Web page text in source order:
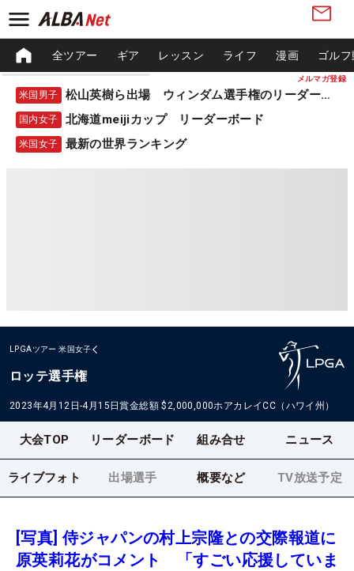
メルマガ登録
全ツアー ギア レッスン ライフ 漫画 ゴル
米国男子 松山英樹ら出場 ウィンダム選手権のリーダーボード
国内女子 北海道meijiカップ リーダーボード
米国女子 最新の世界ランキング
LPGAツアー 米国女子
ロッテ選手権
2023年4月12日-4月15日賞金総額 $2,000,000ホアカレイCC（ハワイ州）
大会TOP リーダーボード 組み合せ ニュース
ライブフォト 出場選手 概要など TV放送予定
[写真] 侍ジャパンの村上宗隆との交際報道に
原英莉花がコメント 「すごい応援していま